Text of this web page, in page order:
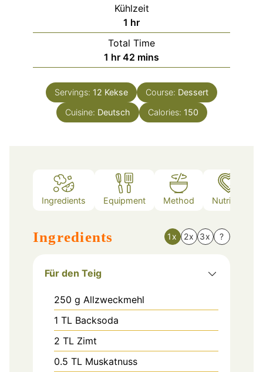
Kühlzeit
1 hour
hr
Total Time
1 hour
hr 42 minutes
mins
Servings: 12 Kekse Course: Dessert
Cuisine: Deutsch Calories: 150
Ingredients Equipment Method Nutrition
Ingredients 1x 2x 3x ?
Für den Teig
250 g Allzweckmehl
1 TL Backsoda
2 TL Zimt
0.5 TL Muskatnuss